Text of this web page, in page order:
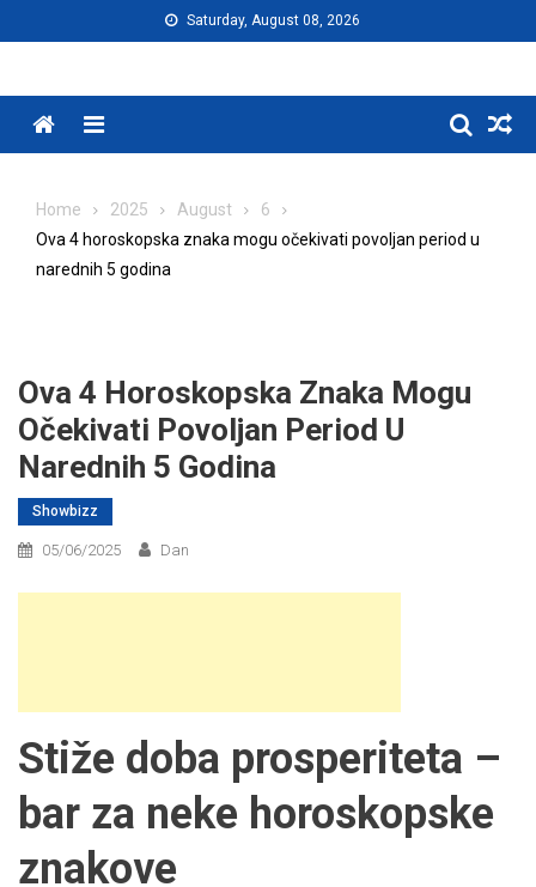
to
Saturday, August 08, 2026
Menu
Home 2025 August
6
Ova 4 horoskopska znaka mogu očekivati povoljan period u
narednih 5 godina
Ova 4 Horoskopska Znaka Mogu
Očekivati Povoljan Period U
Narednih 5 Godina
Showbizz
05/06/2025 Dan
Stiže doba prosperiteta –
bar za neke horoskopske
znakove